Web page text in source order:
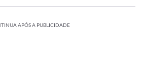
APÓS A PUBLICIDADE